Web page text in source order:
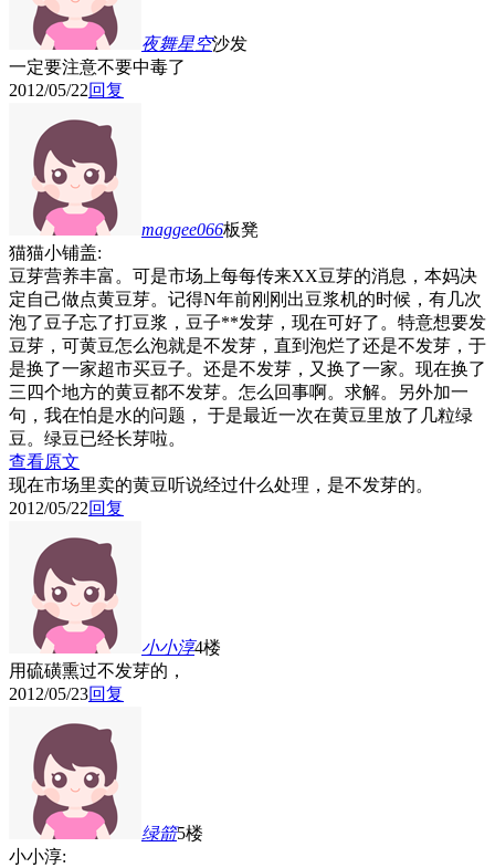
夜舞星空沙发
一定要注意不要中毒了
2012/05/22回复
maggee066板凳
猫猫小铺盖:
豆芽营养丰富。可是市场上每每传来XX豆芽的消息，本妈决
定自己做点黄豆芽。记得N年前刚刚出豆浆机的时候，有几次
泡了豆子忘了打豆浆，豆子**发芽，现在可好了。特意想要发
豆芽，可黄豆怎么泡就是不发芽，直到泡烂了还是不发芽，于
是换了一家超市买豆子。还是不发芽，又换了一家。现在换了
三四个地方的黄豆都不发芽。怎么回事啊。求解。另外加一
句，我在怕是水的问题， 于是最近一次在黄豆里放了几粒绿
豆。绿豆已经长芽啦。
查看原文
现在市场里卖的黄豆听说经过什么处理，是不发芽的。
2012/05/22回复
小小淳4楼
用硫磺熏过不发芽的，
2012/05/23回复
绿箭5楼
小小淳: